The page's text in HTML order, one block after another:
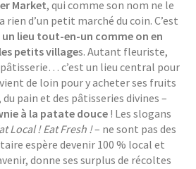
Market, qui comme son nom ne le
rien d’un petit marché du coin. C’est
un lieu tout-en-un comme on en
petits villages. Autant fleuriste,
c’est un lieu central pour
de loin pour y acheter ses fruits
pain et des pâtisseries divines –
à la patate douce! Les slogans
Local ! Eat Fresh !– ne sont pas des
espère devenir 100 % local et
donne ses surplus de récoltes